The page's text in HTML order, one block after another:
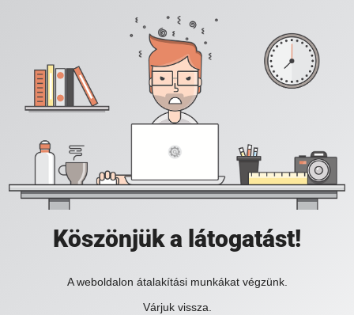
Köszönjük a látogatást!
A weboldalon átalakítási munkákat végzünk.
Várjuk vissza.